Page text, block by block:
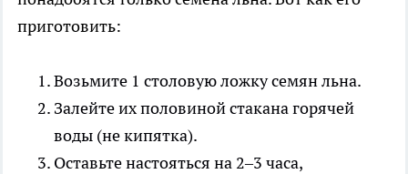
приготовить:
Возьмите 1 столовую ложку семян льна.
Залейте их половиной стакана горячей
воды (не кипятка).
Оставьте настояться на 2–3 часа,